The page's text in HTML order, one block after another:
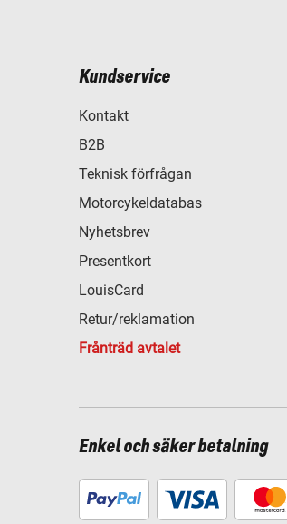
Kundservice
Kontakt
B2B
Teknisk förfrågan
Motorcykeldatabas
Nyhetsbrev
Presentkort
LouisCard
Retur/reklamation
Frånträd avtalet
Enkel och säker betalning